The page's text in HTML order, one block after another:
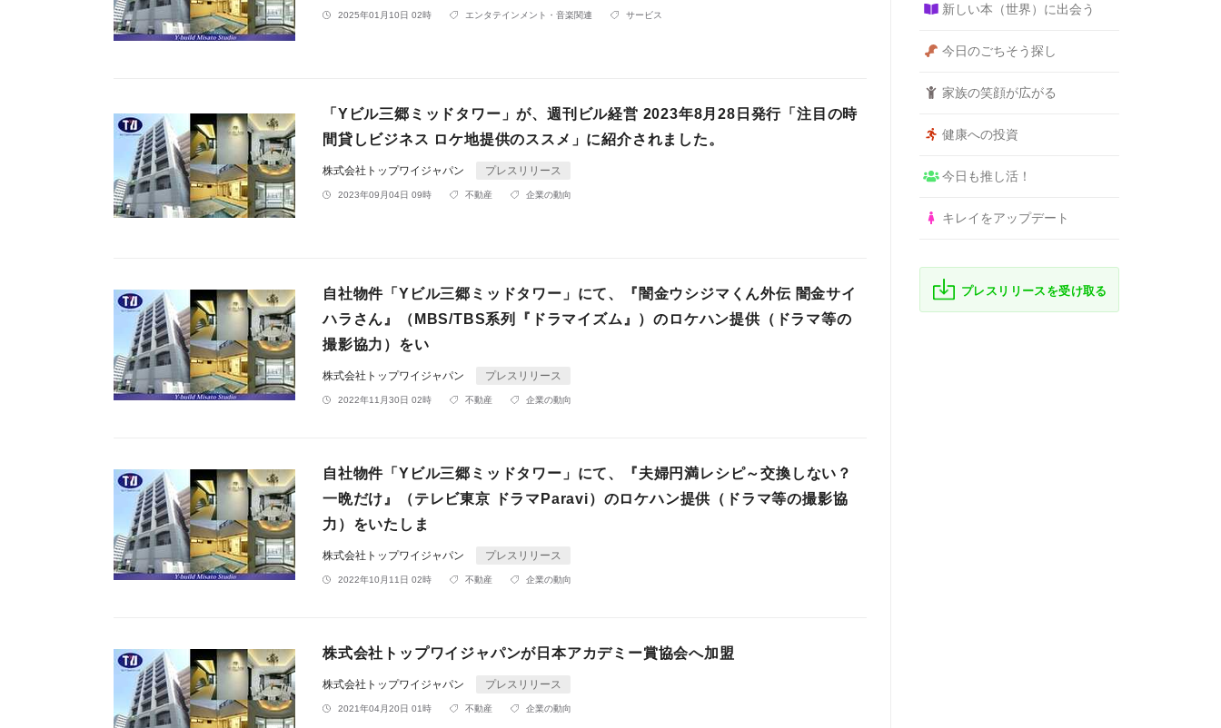
2025年01月10日 02時 エンタテインメント・音楽関連 サービス
「Yビル三郷ミッドタワー」が、週刊ビル経営 2023年8月28日発行「注目の時
間貸しビジネス ロケ地提供のススメ」に紹介されました。
株式会社トップワイジャパン プレスリリース
2023年09月04日 09時 不動産 企業の動向
自社物件「Yビル三郷ミッドタワー」にて、『闇金ウシジマくん外伝 闇金サイ
ハラさん』（MBS/TBS系列『ドラマイズム』）のロケハン提供（ドラマ等の
撮影協力）をい
株式会社トップワイジャパン プレスリリース
2022年11月30日 02時 不動産 企業の動向
自社物件「Yビル三郷ミッドタワー」にて、『夫婦円満レシピ～交換しない？
一晩だけ』（テレビ東京 ドラマParavi）のロケハン提供（ドラマ等の撮影協
力）をいたしま
株式会社トップワイジャパン プレスリリース
2022年10月11日 02時 不動産 企業の動向
株式会社トップワイジャパンが日本アカデミー賞協会へ加盟
株式会社トップワイジャパン プレスリリース
2021年04月20日 01時 不動産 企業の動向
新しい本（世界）に出会う
今日のごちそう探し
家族の笑顔が広がる
健康への投資
今日も推し活！
キレイをアップデート
プレスリリースを受け取る